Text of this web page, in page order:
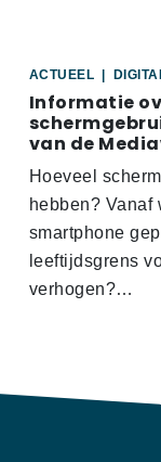
ACTUEEL
Informatie
van de
Hoeveel
hebben?
smartphone
leeftijdsgrens
verhogen?…